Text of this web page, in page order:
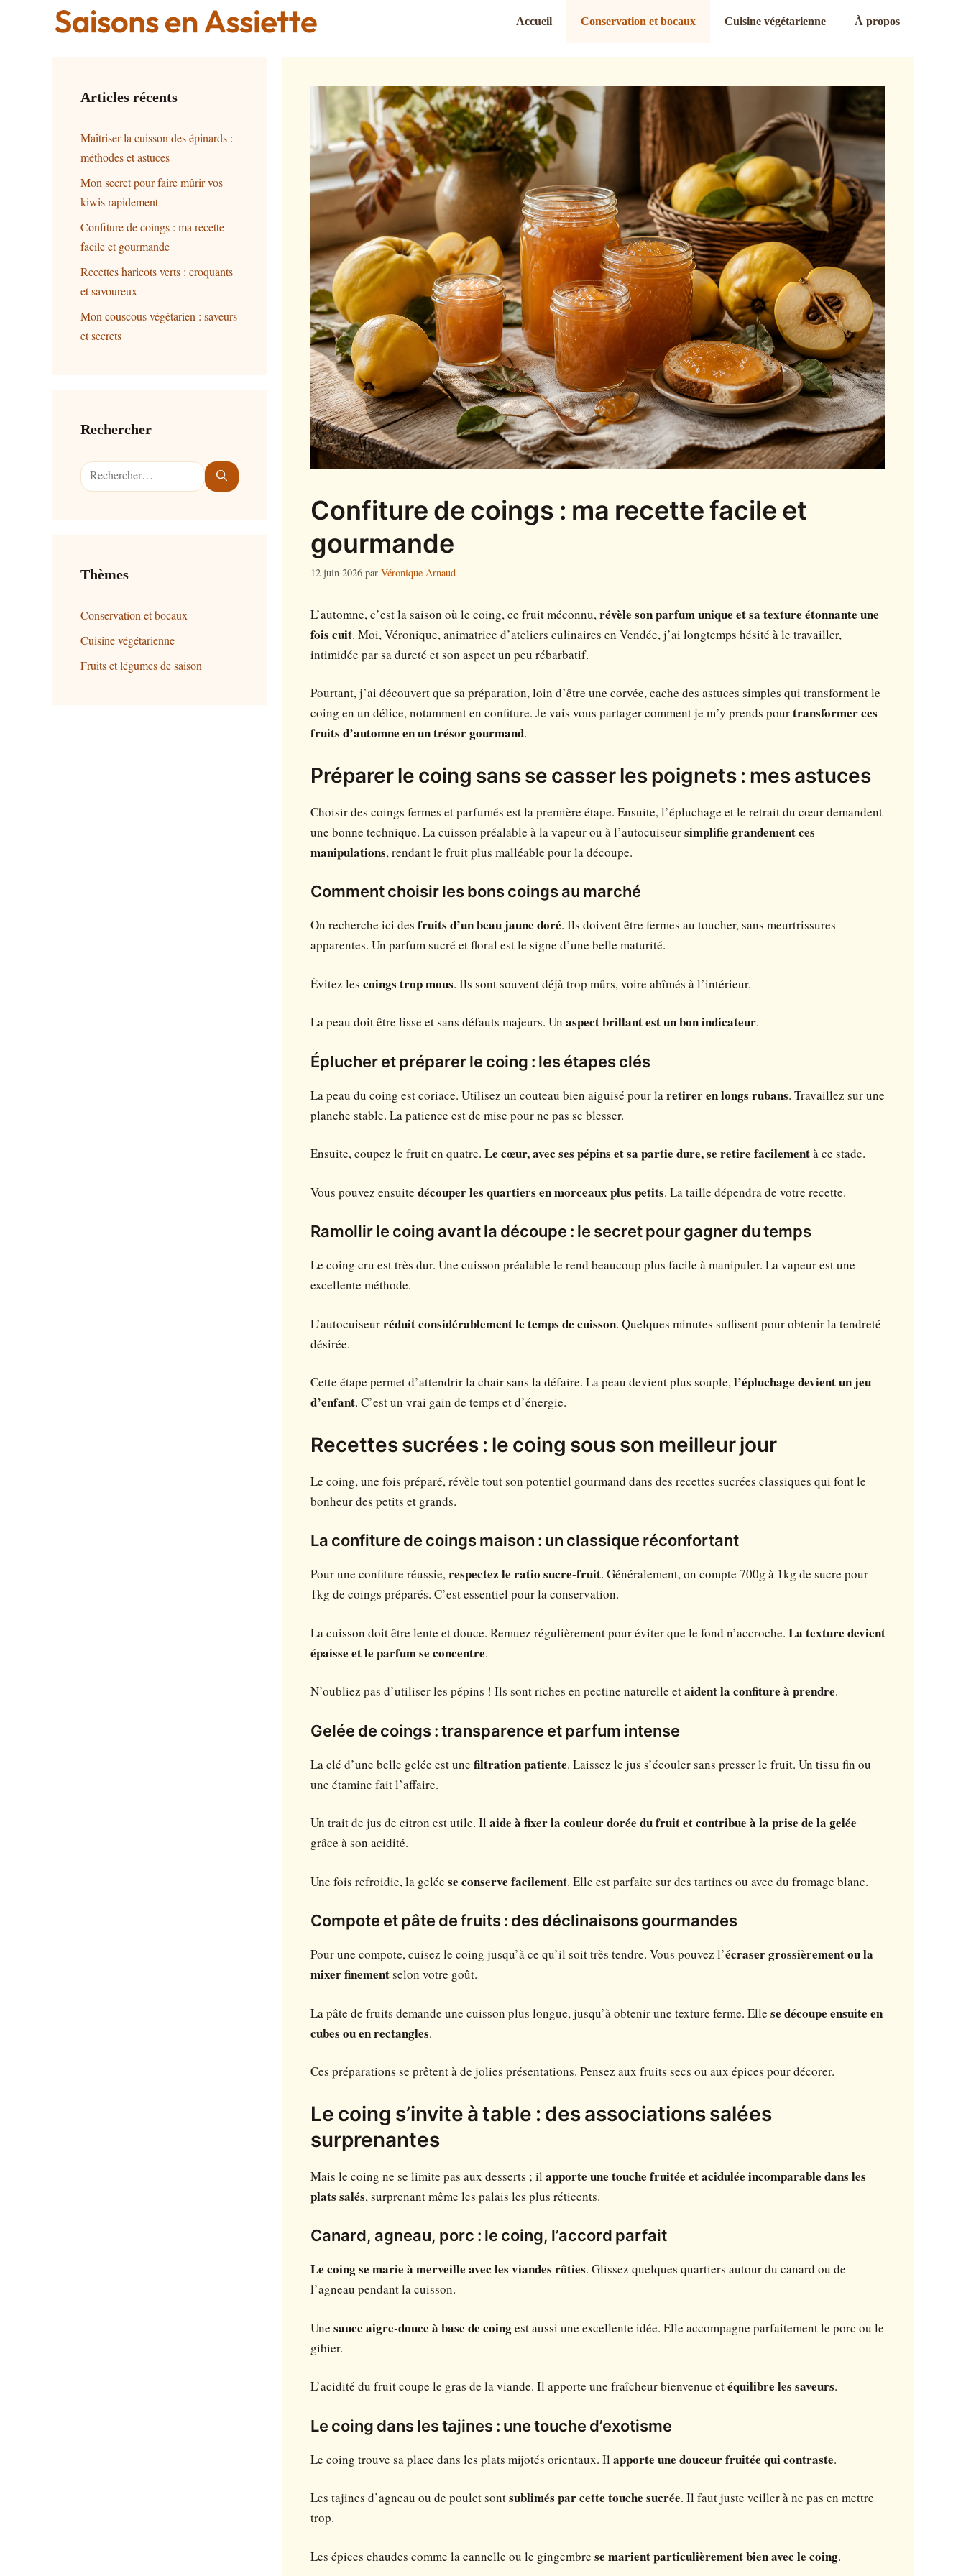
Accueil Conservation et bocaux Cuisine végétarienne À propos
Confiture de coings : ma recette facile et
gourmande
12 juin 2026 par Véronique Arnaud
L’automne, c’est la saison où le coing, ce fruit méconnu,révèle son parfum unique et sa texture étonnante une
fois cuit. Moi, Véronique, animatrice d’ateliers culinaires en Vendée, j’ai longtemps hésité à le travailler,
intimidée par sa dureté et son aspect un peu rébarbatif.
Pourtant, j’ai découvert que sa préparation, loin d’être une corvée, cache des astuces simples qui transforment le
coing en un délice, notamment en confiture. Je vais vous partager comment je m’y prends pourtransformer ces
fruits d’automne en un trésor gourmand.
Préparer le coing sans se casser les poignets : mes astuces
Choisir des coings fermes et parfumés est la première étape. Ensuite, l’épluchage et le retrait du cœur demandent
une bonne technique. La cuisson préalable à la vapeur ou à l’autocuiseursimplifie grandement ces
manipulations, rendant le fruit plus malléable pour la découpe.
Comment choisir les bons coings au marché
On recherche ici des fruits d’un beau jaune doré. Ils doivent être fermes au toucher, sans meurtrissures
apparentes. Un parfum sucré et floral est le signe d’une belle maturité.
Évitez les coings trop mous. Ils sont souvent déjà trop mûrs, voire abîmés à l’intérieur.
La peau doit être lisse et sans défauts majeurs. Un aspect brillant est un bon indicateur.
Éplucher et préparer le coing : les étapes clés
La peau du coing est coriace. Utilisez un couteau bien aiguisé pour laretirer en longs rubans. Travaillez sur une
planche stable. La patience est de mise pour ne pas se blesser.
Ensuite, coupez le fruit en quatre. Le cœur, avec ses pépins et sa partie dure, se retire facilementà ce stade.
Vous pouvez ensuite découper les quartiers en morceaux plus petits. La taille dépendra de votre recette.
Ramollir le coing avant la découpe : le secret pour gagner du temps
Le coing cru est très dur. Une cuisson préalable le rend beaucoup plus facile à manipuler. La vapeur est une
excellente méthode.
L’autocuiseurréduit considérablement le temps de cuisson. Quelques minutes suffisent pour obtenir la tendreté
désirée.
Cette étape permet d’attendrir la chair sans la défaire. La peau devient plus souple,l’épluchage devient un jeu
d’enfant. C’est un vrai gain de temps et d’énergie.
Recettes sucrées : le coing sous son meilleur jour
Le coing, une fois préparé, révèle tout son potentiel gourmand dans des recettes sucrées classiques qui font le
bonheur des petits et grands.
La confiture de coings maison : un classique réconfortant
Pour une confiture réussie,respectez le ratio sucre-fruit. Généralement, on compte 700g à 1kg de sucre pour
1kg de coings préparés. C’est essentiel pour la conservation.
La cuisson doit être lente et douce. Remuez régulièrement pour éviter que le fond n’accroche. La texture devient
épaisse et le parfum se concentre.
N’oubliez pas d’utiliser les pépins ! Ils sont riches en pectine naturelle etaident la confiture à prendre.
Gelée de coings : transparence et parfum intense
La clé d’une belle gelée est une filtration patiente. Laissez le jus s’écouler sans presser le fruit. Un tissu fin ou
une étamine fait l’affaire.
Un trait de jus de citron est utile. Il aide à fixer la couleur dorée du fruit et contribue à la prise de la gelée
grâce à son acidité.
Une fois refroidie, la gelée se conserve facilement. Elle est parfaite sur des tartines ou avec du fromage blanc.
Compote et pâte de fruits : des déclinaisons gourmandes
Pour une compote, cuisez le coing jusqu’à ce qu’il soit très tendre. Vous pouvez l’écraser grossièrement ou la
mixer finementselon votre goût.
La pâte de fruits demande une cuisson plus longue, jusqu’à obtenir une texture ferme. Elle se découpe ensuite en
cubes ou en rectangles.
Ces préparations se prêtent à de jolies présentations. Pensez aux fruits secs ou aux épices pour décorer.
Le coing s’invite à table : des associations salées
surprenantes
Mais le coing ne se limite pas aux desserts ; il apporte une touche fruitée et acidulée incomparable dans les
plats salés, surprenant même les palais les plus réticents.
Canard, agneau, porc : le coing, l’accord parfait
Le coing se marie à merveille avec les viandes rôties. Glissez quelques quartiers autour du canard ou de
l’agneau pendant la cuisson.
Une sauce aigre-douce à base de coingest aussi une excellente idée. Elle accompagne parfaitement le porc ou le
gibier.
L’acidité du fruit coupe le gras de la viande. Il apporte une fraîcheur bienvenue etéquilibre les saveurs.
Le coing dans les tajines : une touche d’exotisme
Le coing trouve sa place dans les plats mijotés orientaux. Il apporte une douceur fruitée qui contraste.
Les tajines d’agneau ou de poulet sontsublimés par cette touche sucrée. Il faut juste veiller à ne pas en mettre
trop.
Les épices chaudes comme la cannelle ou le gingembre se marient particulièrement bien avec le coing.
Articles récents
Maîtriser la cuisson des épinards :
méthodes et astuces
Mon secret pour faire mûrir vos
kiwis rapidement
Confiture de coings : ma recette
facile et gourmande
Recettes haricots verts : croquants
et savoureux
Mon couscous végétarien : saveurs
et secrets
Rechercher
Rechercher :
Thèmes
Conservation et bocaux
Cuisine végétarienne
Fruits et légumes de saison